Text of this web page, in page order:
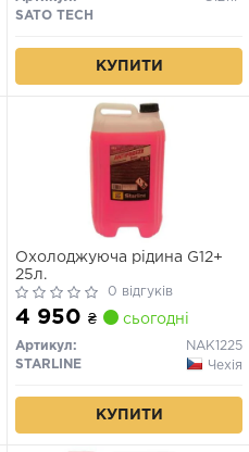
SATO TECH
КУПИТИ
Охолоджуюча рідина G12+
25л.
0 відгуків
4 950 ₴ сьогодні
Артикул:
NAK1225
STARLINE
Чехія
КУПИТИ